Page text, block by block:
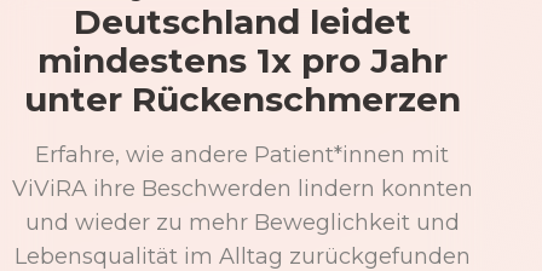
Deutschland leidet
mindestens 1x pro Jahr
unter Rückenschmerzen
Erfahre, wie andere Patient*innen mit
ViViRA ihre Beschwerden lindern konnten
und wieder zu mehr Beweglichkeit und
Lebensqualität im Alltag zurückgefunden